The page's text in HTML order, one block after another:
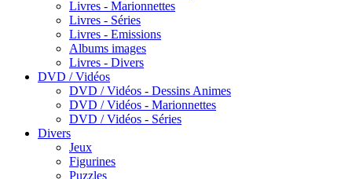
Livres - Marionnettes
Livres - Séries
Livres - Emissions
Albums images
Livres - Divers
DVD / Vidéos
DVD / Vidéos - Dessins Animes
DVD / Vidéos - Marionnettes
DVD / Vidéos - Séries
Divers
Jeux
Figurines
Puzzles